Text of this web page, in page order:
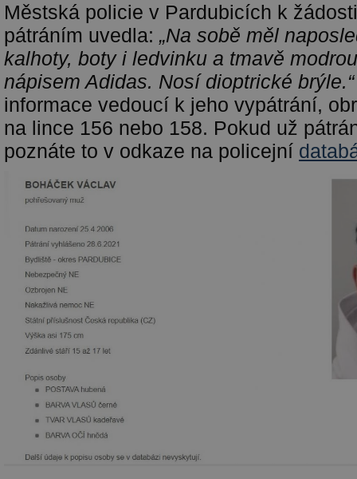
Městská policie v Pardubicích k
pátráním uvedla: „Na sobě měl
kalhoty, boty i ledvinku a tmavě
nápisem Adidas. Nosí dioptrické
informace vedoucí k jeho vypátrání,
na lince 156 nebo 158. Pokud už
poznáte to v odkaze na policejní